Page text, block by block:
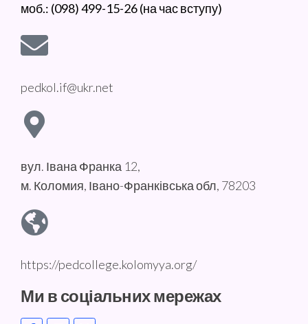
моб.: (098) 499-15-26 (на час вступу)
pedkol.if@ukr.net
вул. Івана Франка 12,
м. Коломия, Івано-Франківська обл, 78203
https://pedcollege.kolomyya.org/
Ми в соціальних мережах